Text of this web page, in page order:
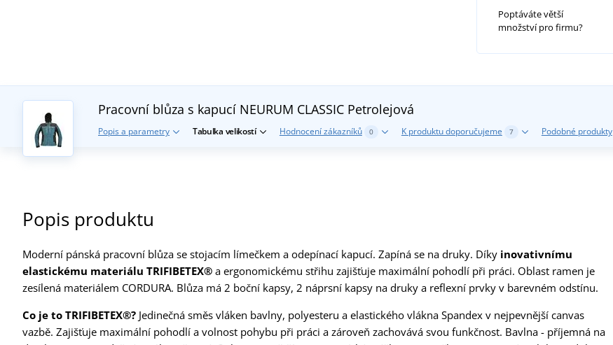
Poptáváte větší
množství pro firmu?
Pracovní blůza s kapucí NEURUM CLASSIC Petrolejová
Popis a parametry Tabulka velikostí Hodnocení zákazníků 0 K produktu doporučujeme 7 Podobné produkty
Popis produktu
Moderní pánská pracovní blůza se stojacím límečkem a odepínací kapucí. Zapíná se na druky. Díky inovativnímu
elastickému materiálu TRIFIBETEX® a ergonomickému střihu zajišťuje maximální pohodlí při práci. Oblast ramen je
zesílená materiálem CORDURA. Blůza má 2 boční kapsy, 2 náprsní kapsy na druky a reflexní prvky v barevném odstínu.
Co je to TRIFIBETEX®? Jedinečná směs vláken bavlny, polyesteru a elastického vlákna Spandex v nejpevnější canvas
vazbě. Zajišťuje maximální pohodlí a volnost pohybu při práci a zároveň zachovává svou funkčnost. Bavlna - příjemná na